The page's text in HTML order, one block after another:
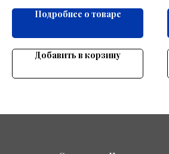
Подробнее о товаре
Добавить в корзину